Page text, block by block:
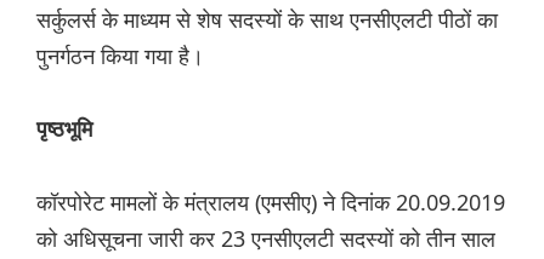
सर्कुलर्स के माध्यम से शेष सदस्यों के साथ एनसीएलटी पीठों का
पुनर्गठन किया गया है।
पृष्ठभूमि
कॉरपोरेट मामलों के मंत्रालय (एमसीए) ने दिनांक 20.09.2019
को अधिसूचना जारी कर 23 एनसीएलटी सदस्यों को तीन साल